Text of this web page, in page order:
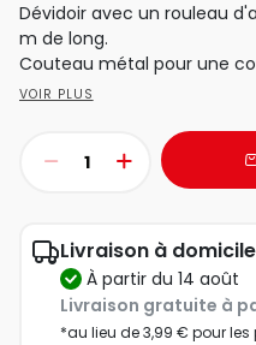
Dévidoir avec un rouleau
m de long.
Couteau métal pour une
VOIR PLUS
Livraison à
à partir du 14 août
Livraison gratuite à
*au lieu de 3,99 € pour